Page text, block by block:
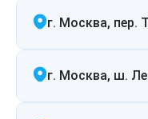
г. Москва, пер.
г. Москва, ш.